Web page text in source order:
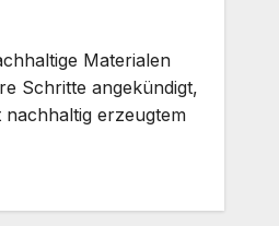
Materialen
Schritte angekündigt,
nachhaltig erzeugtem